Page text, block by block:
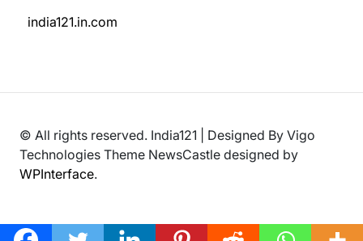
india121.in.com
© All rights reserved. India121 | Designed By Vigo
Technologies Theme NewsCastle designed by
WPInterface.